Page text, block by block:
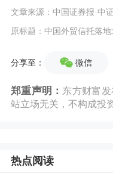
文章来源：中国证券报·中
原标题：中国外贸信托落
分享至： 微信
郑重声明： 东方财富
站立场无关，不构成投
热点阅读